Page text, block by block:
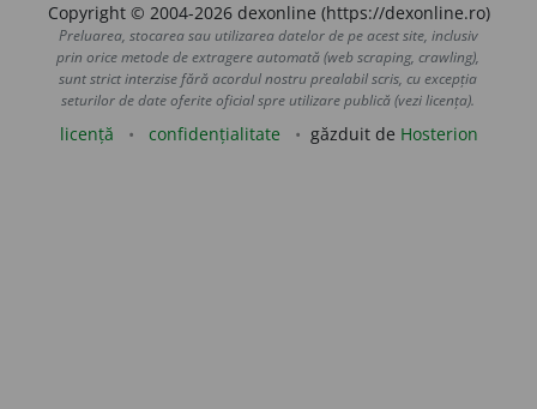
Copyright © 2004-2026 dexonline (https://dexonline.ro)
Preluarea, stocarea sau utilizarea datelor de pe acest site, inclusiv
prin orice metode de extragere automată (web scraping, crawling),
sunt strict interzise fără acordul nostru prealabil scris, cu excepția
seturilor de date oferite oficial spre utilizare publică (vezi licența).
licență confidențialitate găzduit de Hosterion